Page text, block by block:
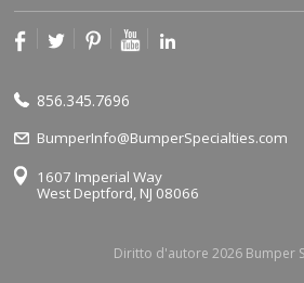
856.345.7696
BumperInfo@BumperSpecialties.com
1607 Imperial Way
West Deptford, NJ 08066
Diritto d'autore 2026 Bumper